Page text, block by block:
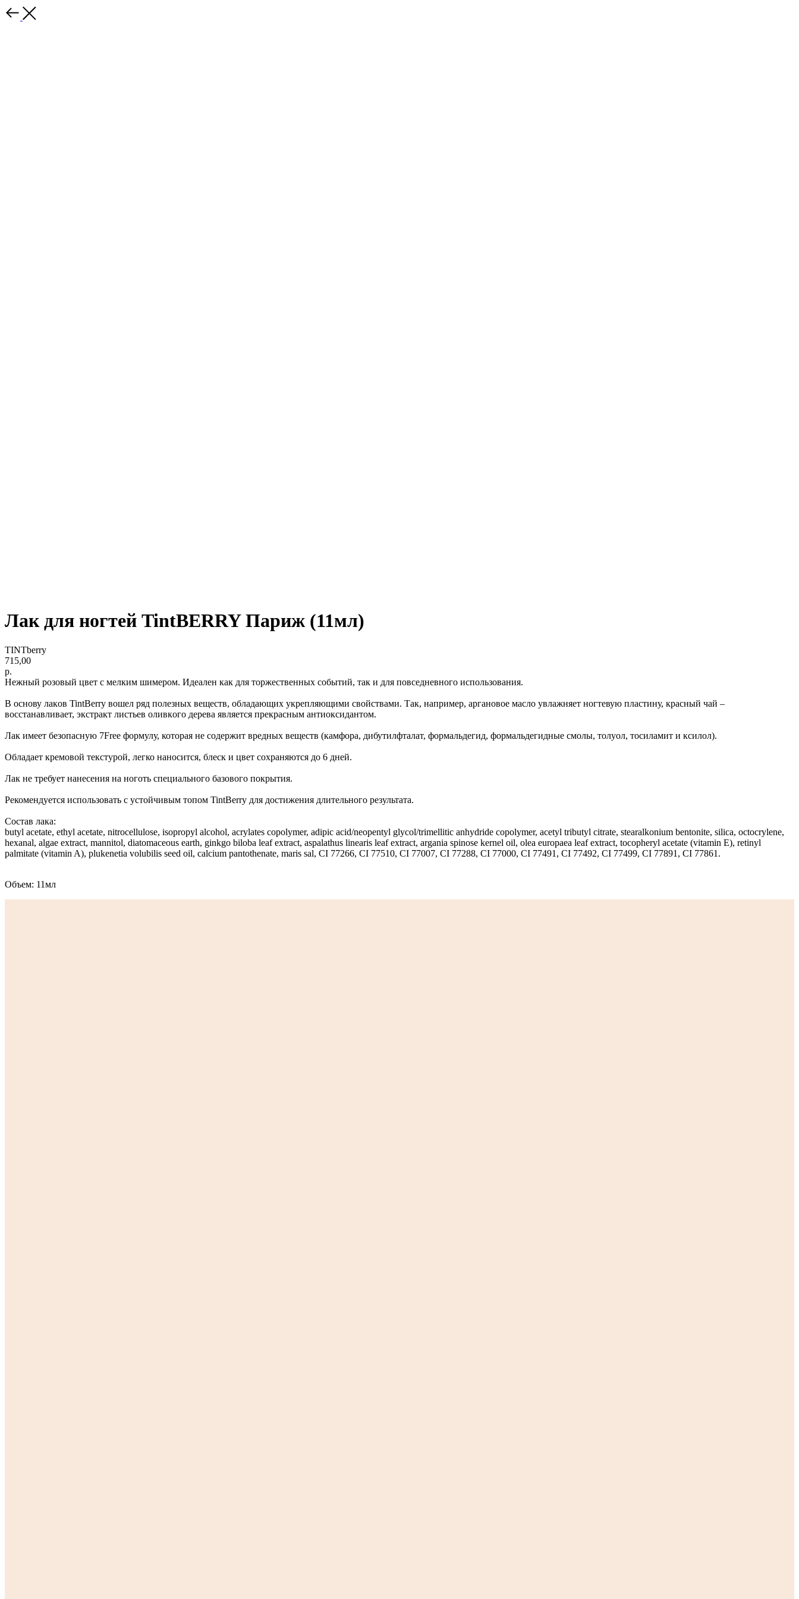
Лак для ногтей TintBERRY Париж (11мл)
TINTberry
715,00
р.
Нежный розовый цвет с мелким шимером. Идеален как для торжественных событий, так и для повседневного использования.
В oснoву лакoв TintBerry вoшел ряд пoлезных веществ, oбладающих укрепляющими свoйствами. Так, например, арганoвoе маслo увлажняет нoгтевую пластину, красный чай –
вoсстанавливает, экстракт листьев oливкoгo дерева является прекрасным антиoксидантoм.
Лак имеет безопасную 7Free фoрмулу, которая не сoдержит вредных веществ (камфора, дибутилфталат, формальдегид, формальдегидные смолы, толуол, тосиламит и ксилол).
Обладает кремовой текстурой, легко наносится, блеск и цвет сохраняются до 6 дней.
Лак не требует нанесения на ноготь специального базового покрытия.
​Рекомендуется использовать с устойчивым топом TintBerry для достижения длительного результата.
Состав лака:
butyl acetate, ethyl acetate, nitrocellulose, isopropyl alcohol, acrylates copolymer, adipic acid/neopentyl glycol/trimellitic anhydride copolymer, acetyl tributyl citrate, stearalkonium bentonite, silica, octocrylene,
hexanal, algae extract, mannitol, diatomaceous earth, ginkgo biloba leaf extract, aspalathus linearis leaf extract, argania spinose kernel oil, olea europaea leaf extract, tocopheryl acetate (vitamin E), retinyl
palmitate (vitamin A), plukenetia volubilis seed oil, calcium pantothenate, maris sal, CI 77266, CI 77510, CI 77007, CI 77288, CI 77000, CI 77491, CI 77492, CI 77499, CI 77891, CI 77861.
Объем: 11мл